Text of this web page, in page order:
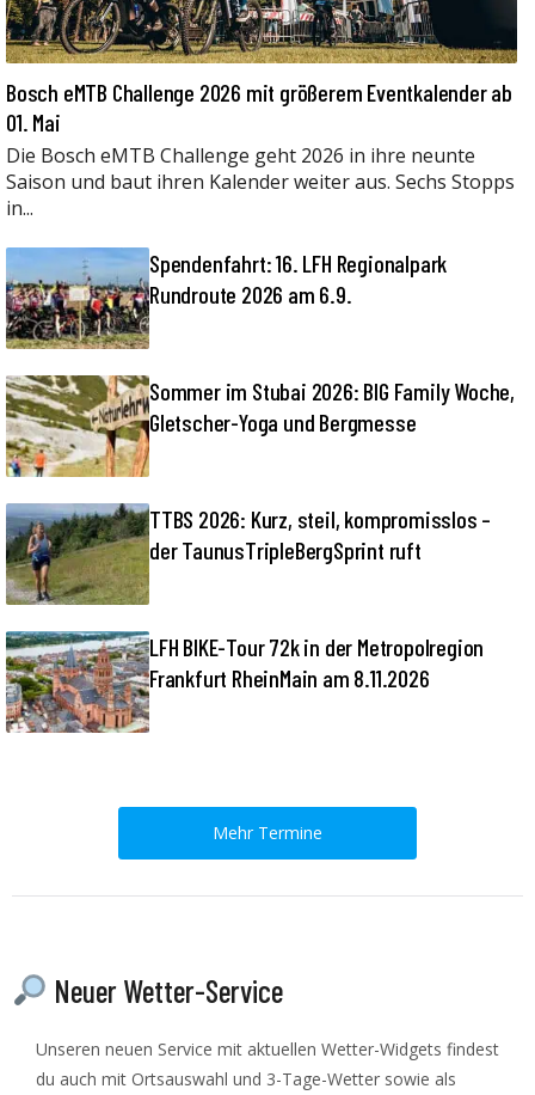
Bosch eMTB Challenge 2026 mit größerem Eventkalender ab
01. Mai
Die Bosch eMTB Challenge geht 2026 in ihre neunte
Saison und baut ihren Kalender weiter aus. Sechs Stopps
in...
Spendenfahrt: 16. LFH Regionalpark
Rundroute 2026 am 6.9.
Sommer im Stubai 2026: BIG Family Woche,
Gletscher-Yoga und Bergmesse
TTBS 2026: Kurz, steil, kompromisslos –
der TaunusTripleBergSprint ruft
LFH BIKE-Tour 72k in der Metropolregion
Frankfurt RheinMain am 8.11.2026
Mehr Termine
Neuer Wetter-Service
Unseren neuen Service mit aktuellen Wetter-Widgets findest
du auch mit Ortsauswahl und 3-Tage-Wetter sowie als